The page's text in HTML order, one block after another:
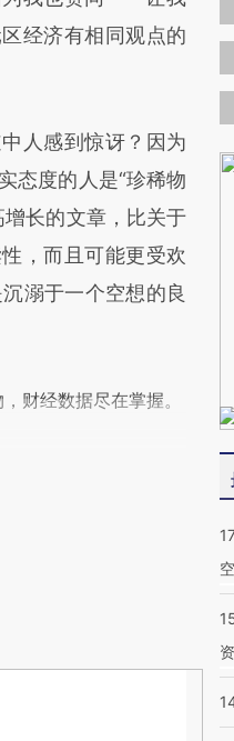
经济有相同观点的
人感到惊讶？因为
态度的人是“珍稀物
长的文章，比关于
，而且可能更受欢
溺于一个空想的良
财经数据尽在掌握。